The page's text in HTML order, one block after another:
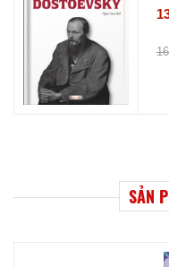
SẢN